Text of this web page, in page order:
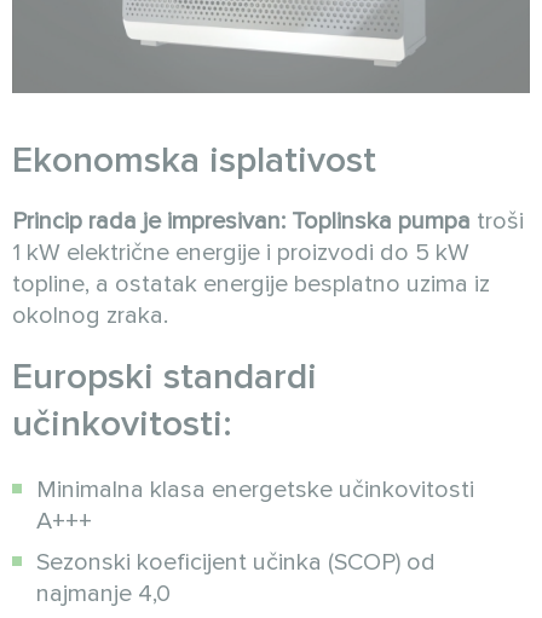
Ekonomska isplativost
Princip rada je impresivan: Toplinska pumpa troši
1 kW električne energije i proizvodi do 5 kW
topline, a ostatak energije besplatno uzima iz
okolnog zraka.
Europski standardi
učinkovitosti:
Minimalna klasa energetske učinkovitosti
A+++
Sezonski koeficijent učinka (SCOP) od
najmanje 4,0